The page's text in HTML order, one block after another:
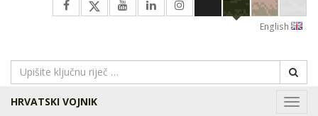
English
HRVATSKI VOJNIK